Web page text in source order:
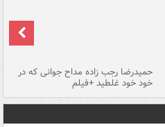
حمیدرضا رجب زاده مداح جوانی که در
خود خود غلطید +فیلم